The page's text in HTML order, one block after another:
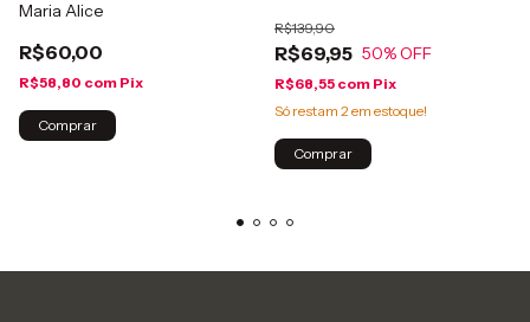
Maria Alice
R$60,00
R$58,80 com Pix
Comprar
R$69,95
R$139,90
50% OFF
R$68,55 com Pix
Só restam 2em estoque!
Comprar